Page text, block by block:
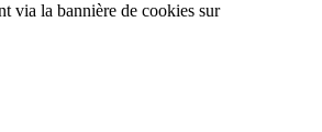
via la bannière de cookies sur